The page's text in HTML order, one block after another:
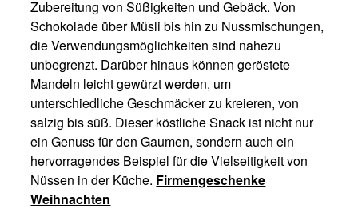
Zubereitung von Süßigkeiten und Gebäck. Von
Schokolade über Müsli bis hin zu Nussmischungen,
die Verwendungsmöglichkeiten sind nahezu
unbegrenzt. Darüber hinaus können geröstete
Mandeln leicht gewürzt werden, um
unterschiedliche Geschmäcker zu kreieren, von
salzig bis süß. Dieser köstliche Snack ist nicht nur
ein Genuss für den Gaumen, sondern auch ein
hervorragendes Beispiel für die Vielseitigkeit von
Nüssen in der Küche. Firmengeschenke
Weihnachten